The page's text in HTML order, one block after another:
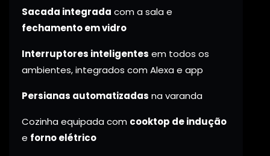
Sacada integrada com a sala e
fechamento em vidro
Interruptores inteligentes em todos os
ambientes, integrados com Alexa e app
Persianas automatizadas na varanda
Cozinha equipada com cooktop de indução
e forno elétrico